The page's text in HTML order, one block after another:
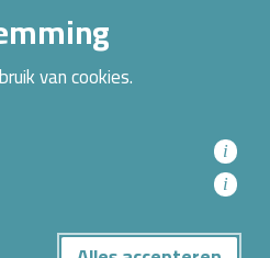
van cookies.
i
i